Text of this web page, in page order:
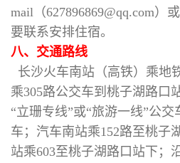
mail（627896869@qq.com）
要联系安排住宿。
八、交通路线
长沙火车南站（高铁）乘地
乘305路公交车到桃子湖路口
“立珊专线”或“旅游一线”公
车；汽车南站乘152路至桃子
站乘603至桃子湖路口站下；